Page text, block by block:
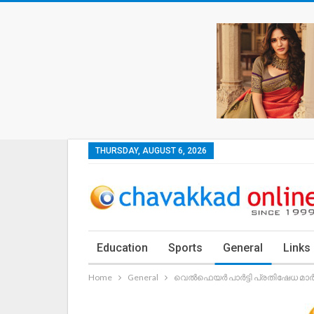
THURSDAY, AUGUST 6, 2026
Education Sports General Links
Home General വെല്‍ഫെയര്‍ പാര്‍ട്ടി പ്രതിഷേധ